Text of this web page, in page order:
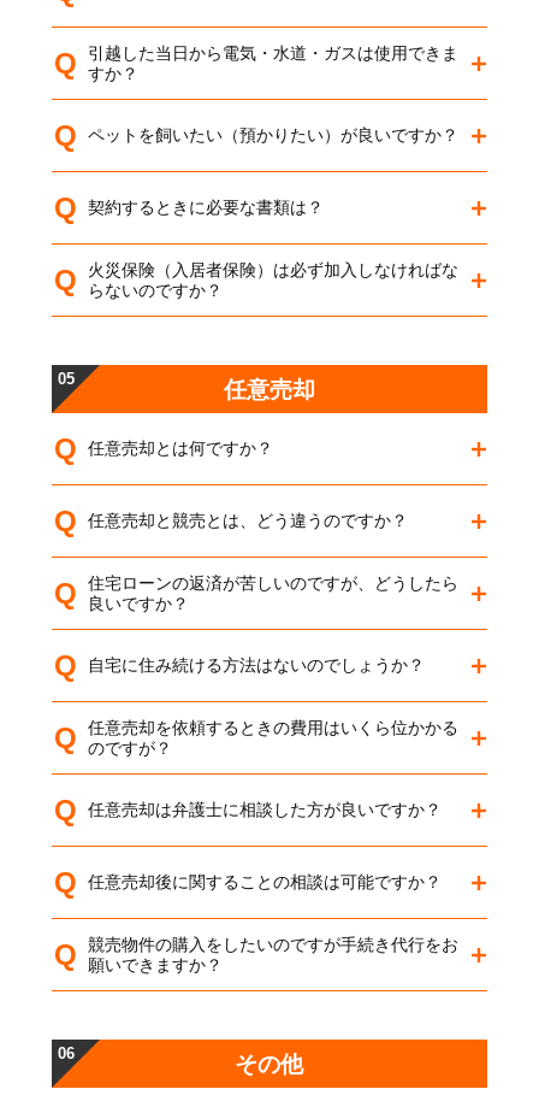
Q
引越した当日から電気・水道・ガスは使用できま
すか？
Q ペットを飼いたい（預かりたい）が良いですか？
Q 契約するときに必要な書類は？
Q
火災保険（入居者保険）は必ず加入しなければな
らないのですか？
05 任意売却
Q 任意売却とは何ですか？
Q 任意売却と競売とは、どう違うのですか？
Q
住宅ローンの返済が苦しいのですが、どうしたら
良いですか？
Q 自宅に住み続ける方法はないのでしょうか？
Q
任意売却を依頼するときの費用はいくら位かかる
のですが？
Q 任意売却は弁護士に相談した方が良いですか？
Q 任意売却後に関することの相談は可能ですか？
Q
競売物件の購入をしたいのですが手続き代行をお
願いできますか？
06 その他